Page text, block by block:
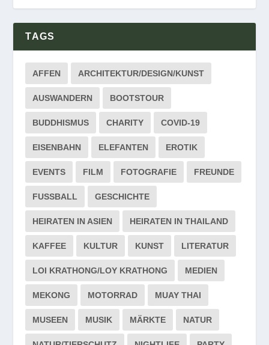
TAGS
AFFEN ARCHITEKTUR/DESIGN/KUNST
AUSWANDERN BOOTSTOUR
BUDDHISMUS CHARITY COVID-19
EISENBAHN ELEFANTEN EROTIK
EVENTS FILM FOTOGRAFIE FREUNDE
FUSSBALL GESCHICHTE
HEIRATEN IN ASIEN HEIRATEN IN THAILAND
KAFFEE KULTUR KUNST LITERATUR
LOI KRATHONG/LOY KRATHONG MEDIEN
MEKONG MOTORRAD MUAY THAI
MUSEEN MUSIK MÄRKTE NATUR